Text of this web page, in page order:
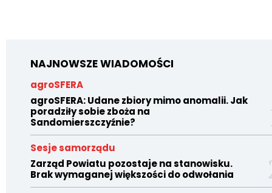
NAJNOWSZE WIADOMOŚCI
agroSFERA
agroSFERA: Udane zbiory mimo anomalii. Jak
poradziły sobie zboża na
Sandomierszczyźnie?
Sesje samorządu
Zarząd Powiatu pozostaje na stanowisku.
Brak wymaganej większości do odwołania